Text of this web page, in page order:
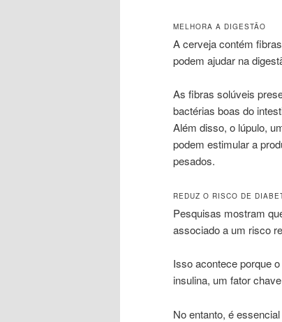
MELHORA A DIGESTÃO
A cerveja contém
podem ajudar na
As fibras solúveis
bactérias boas do
Além disso, o lúpulo,
podem estimular a
pesados.
REDUZ O RISCO DE
Pesquisas mostram
associado a um risco
Isso acontece porque
insulina, um fator
No entanto, é